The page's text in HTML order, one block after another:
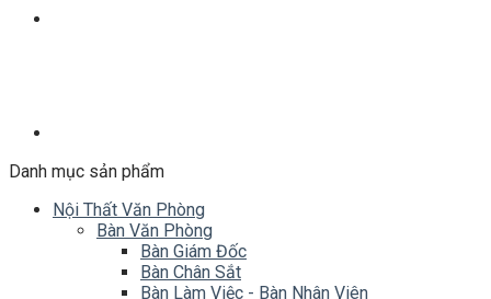
Danh mục sản phẩm
Nội Thất Văn Phòng
Bàn Văn Phòng
Bàn Giám Đốc
Bàn Chân Sắt
Bàn Làm Việc - Bàn Nhân Viên